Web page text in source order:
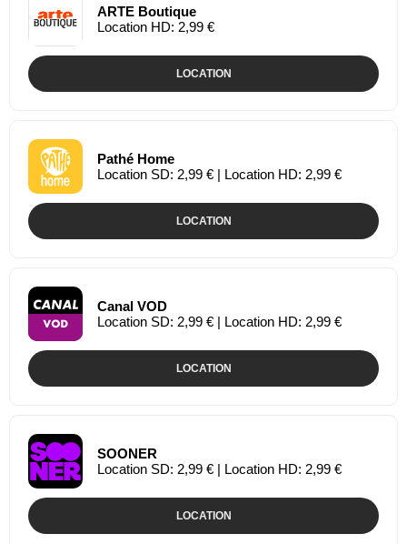
ARTE Boutique
Location HD: 2,99 €
LOCATION
Pathé Home
Location SD: 2,99 € | Location HD: 2,99 €
LOCATION
Canal VOD
Location SD: 2,99 € | Location HD: 2,99 €
LOCATION
SOONER
Location SD: 2,99 € | Location HD: 2,99 €
LOCATION